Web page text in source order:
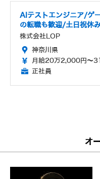
AIテストエンジニア/ゲ
の転職も歓迎/土日祝休
株式会社LOP
神奈川県
月給20万2,000円～
正社員
オ